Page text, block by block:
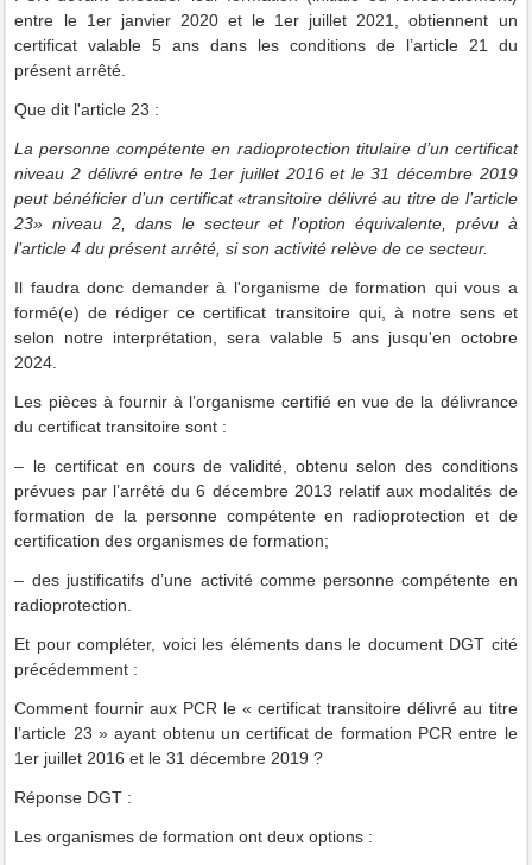
entre le 1er janvier 2020 et le 1er juillet 2021, obtiennent un
certificat valable 5 ans dans les conditions de l’article 21 du
présent arrêté.
Que dit l'article 23 :
La personne compétente en radioprotection titulaire d’un certificat
niveau 2 délivré entre le 1er juillet 2016 et le 31 décembre 2019
peut bénéficier d’un certificat «transitoire délivré au titre de l’article
23» niveau 2, dans le secteur et l’option équivalente, prévu à
l’article 4 du présent arrêté, si son activité relève de ce secteur.
Il faudra donc demander à l'organisme de formation qui vous a
formé(e) de rédiger ce certificat transitoire qui, à notre sens et
selon notre interprétation, sera valable 5 ans jusqu'en octobre
2024.
Les pièces à fournir à l’organisme certifié en vue de la délivrance
du certificat transitoire sont :
– le certificat en cours de validité, obtenu selon des conditions
prévues par l’arrêté du 6 décembre 2013 relatif aux modalités de
formation de la personne compétente en radioprotection et de
certification des organismes de formation;
– des justificatifs d’une activité comme personne compétente en
radioprotection.
Et pour compléter, voici les éléments dans le document DGT cité
précédemment :
Comment fournir aux PCR le « certificat transitoire délivré au titre
l’article 23 » ayant obtenu un certificat de formation PCR entre le
1er juillet 2016 et le 31 décembre 2019 ?
Réponse DGT :
Les organismes de formation ont deux options :